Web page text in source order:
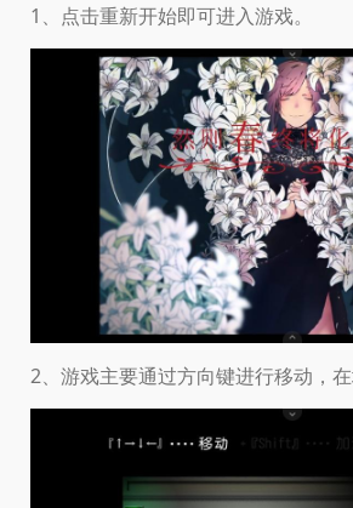
1、点击重新开始即可进入游戏。
2、游戏主要通过方向键进行移动，